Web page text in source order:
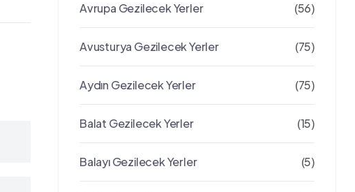
Avrupa Gezilecek Yerler (56)
Avusturya Gezilecek Yerler (75)
Aydın Gezilecek Yerler (75)
Balat Gezilecek Yerler (15)
Balayı Gezilecek Yerler (5)